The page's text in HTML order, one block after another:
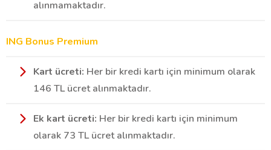
alınmamaktadır.
ING Bonus Premium
Kart ücreti: Her bir kredi kartı için minimum olarak
146 TL ücret alınmaktadır.
Ek kart ücreti: Her bir kredi kartı için minimum
olarak 73 TL ücret alınmaktadır.